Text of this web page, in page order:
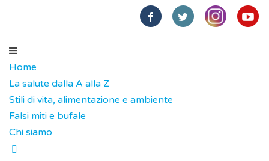
Home
La salute dalla A alla Z
Stili di vita, alimentazione e ambiente
Falsi miti e bufale
Chi siamo